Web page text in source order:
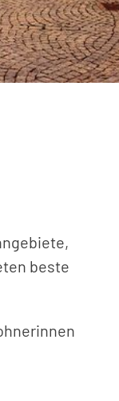
beste